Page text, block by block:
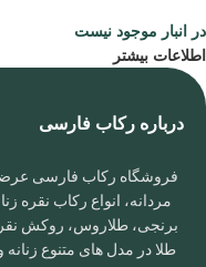
در انبار موجود نیست
اطلاعات بیشتر
درباره رکاب فارسی
فروشگاه رکاب فارسی عرضه
مردانه، انواع رکاب نقره
برنجی، طلاروس، روکش
طلا در مدل های متنوع